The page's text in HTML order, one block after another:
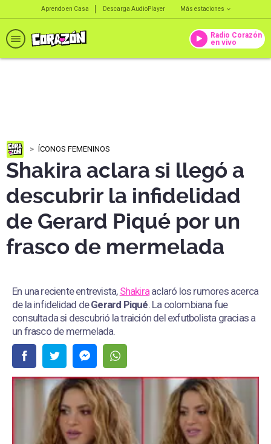
Aprendo en Casa Descarga AudioPlayer Más estaciones
Radio Corazón
en vivo
ÍCONOS FEMENINOS
Shakira aclara si llegó a
descubrir la infidelidad
de Gerard Piqué por un
frasco de mermelada
En una reciente entrevista, Shakira aclaró los rumores acerca
de la infidelidad deGerard Piqué. La colombiana fue
consultada si descubrió la traición del exfutbolista gracias a
un frasco de mermelada.